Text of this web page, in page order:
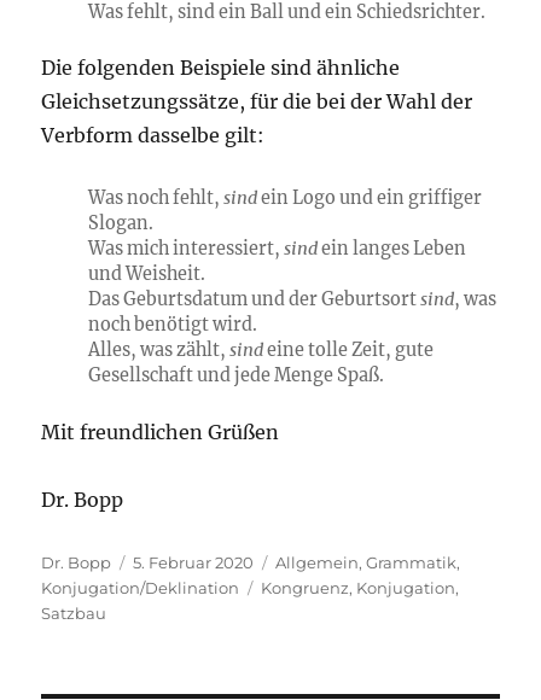
Was fehlt, sind ein Ball und ein Schiedsrichter.
Die folgenden Beispiele sind ähnliche
Gleichsetzungssätze, für die bei der Wahl der
Verbform dasselbe gilt:
Was noch fehlt, sindein Logo und ein griffiger
Slogan.
Was mich interessiert, sindein langes Leben
und Weisheit.
Das Geburtsdatum und der Geburtsortsind, was
noch benötigt wird.
Alles, was zählt, sindeine tolle Zeit, gute
Gesellschaft und jede Menge Spaß.
Mit freundlichen Grüßen
Dr. Bopp
Autor
Dr. Bopp
Veröffentlicht
am
5. Februar 2020 Kategorien
Allgemein,Grammatik,
Konjugation/Deklination
Schlagwörter
Kongruenz, Konjugation,
Satzbau